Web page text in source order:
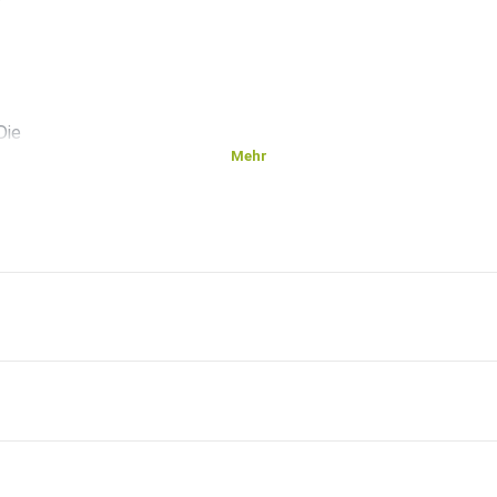
Mehr